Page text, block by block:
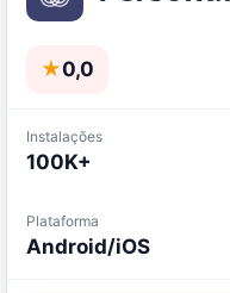
★0,0
Instalações
100K+
Plataforma
Android/iOS